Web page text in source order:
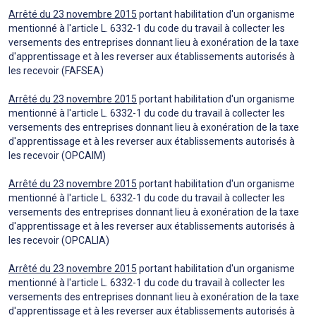
Arrêté du 23 novembre 2015 portant habilitation d'un organisme
mentionné à l'article L. 6332-1 du code du travail à collecter les
versements des entreprises donnant lieu à exonération de la taxe
d'apprentissage et à les reverser aux établissements autorisés à
les recevoir (FAFSEA)
Arrêté du 23 novembre 2015 portant habilitation d'un organisme
mentionné à l'article L. 6332-1 du code du travail à collecter les
versements des entreprises donnant lieu à exonération de la taxe
d'apprentissage et à les reverser aux établissements autorisés à
les recevoir (OPCAIM)
Arrêté du 23 novembre 2015 portant habilitation d'un organisme
mentionné à l'article L. 6332-1 du code du travail à collecter les
versements des entreprises donnant lieu à exonération de la taxe
d'apprentissage et à les reverser aux établissements autorisés à
les recevoir (OPCALIA)
Arrêté du 23 novembre 2015 portant habilitation d'un organisme
mentionné à l'article L. 6332-1 du code du travail à collecter les
versements des entreprises donnant lieu à exonération de la taxe
d'apprentissage et à les reverser aux établissements autorisés à